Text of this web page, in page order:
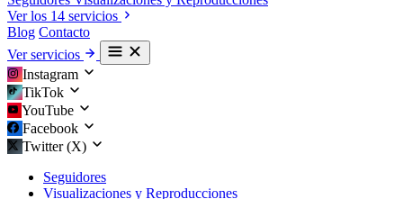
Ver los 14 servicios
Blog Contacto
Ver servicios
Instagram
TikTok
YouTube
Facebook
Twitter (X)
Seguidores
Visualizaciones y Reproducciones